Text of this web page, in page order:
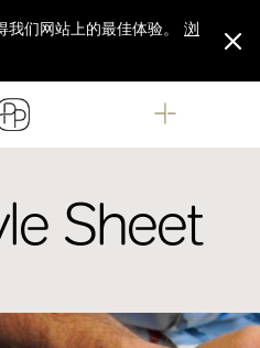
浏
们网站上的最佳体验。
浏
Sheet